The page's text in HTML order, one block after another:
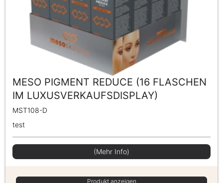
MESO PIGMENT REDUCE (16 FLASCHEN
IM LUXUSVERKAUFSDISPLAY)
MST108-D
test
(Mehr Info)
Produkt anzeigen